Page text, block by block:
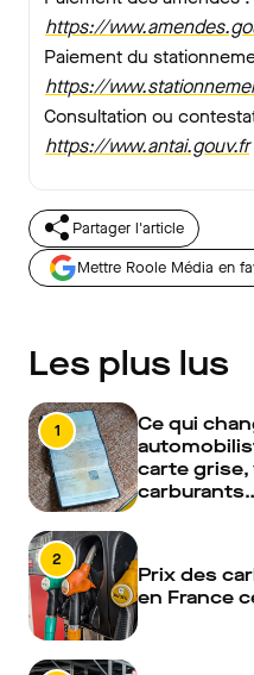
https://
Paiement du
https://
Consultation ou
https://www.antai.gouv.fr
Partager l'article
Mettre Roole Média en
Les plus lus
1
Ce qui
carte grise,
2
Prix des
en France